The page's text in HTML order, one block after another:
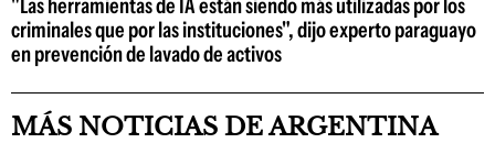
"Las herramientas de IA están siendo más utilizadas por los
criminales que por las instituciones", dijo experto paraguayo
en prevención de lavado de activos
MÁS NOTICIAS DE ARGENTINA